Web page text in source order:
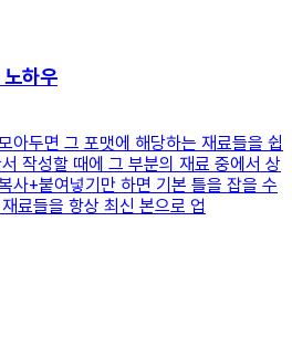
하우
아두면 그 포맷에 해당하는 재료들을 쉽
작성할 때에 그 부분의 재료 중에서 상
사+붙여넣기만 하면 기본 틀을 잡을 수
료들을 항상 최신 본으로 업